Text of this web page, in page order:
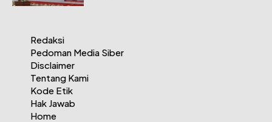
Redaksi
Pedoman Media Siber
Disclaimer
Tentang Kami
Kode Etik
Hak Jawab
Home